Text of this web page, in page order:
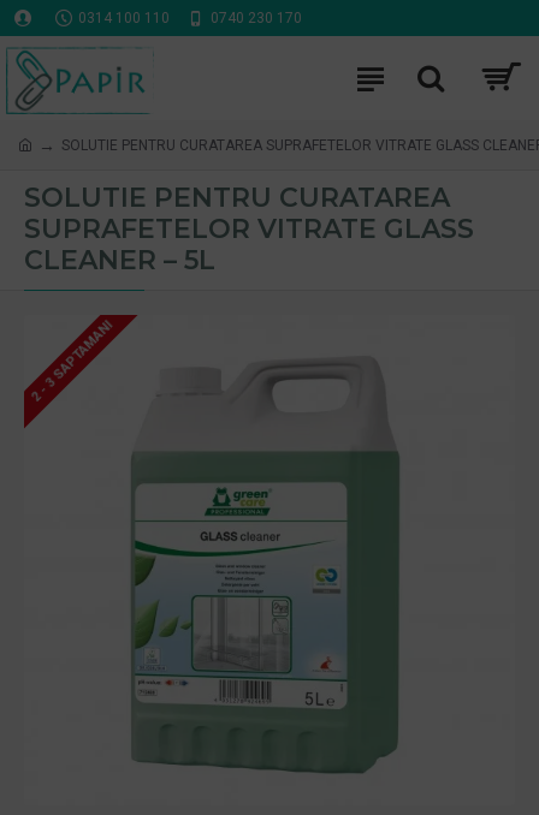
0314 100 110 0740 230 170
SOLUTIE PENTRU CURATAREA SUPRAFETELOR VITRATE GLASS
SOLUTIE PENTRU CURATAREA
SUPRAFETELOR VITRATE GLASS
CLEANER – 5L
2 - 3 SAPTAMANI